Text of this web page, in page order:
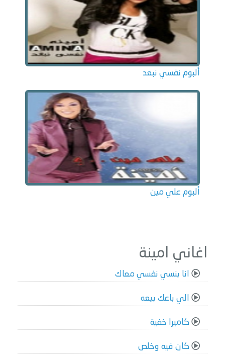
ألبوم نفسي نبعد
ألبوم علي مين
اغاني امينة
انا بنسي نفسي معاك
الي باعك بيعه
كاميرا خفية
كان فيه وخلص